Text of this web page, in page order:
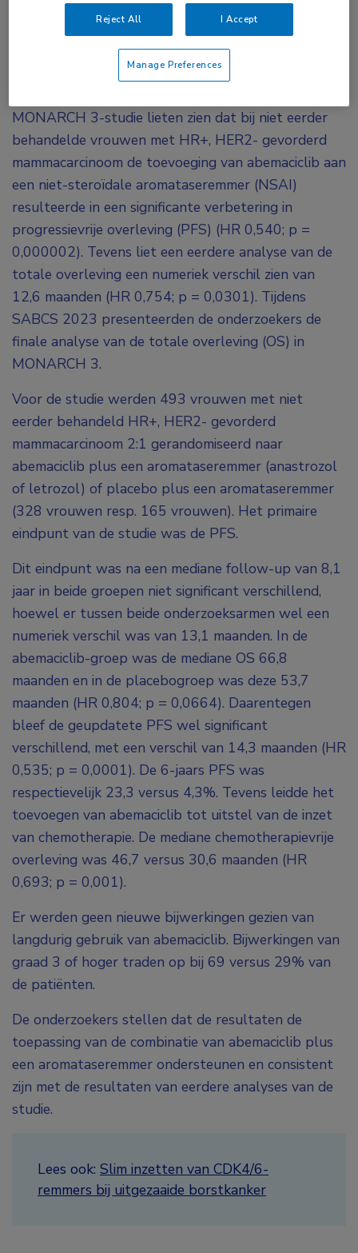
aromataseremmer leidt tot een numeriek langere
totale overleving, maar niet tot een significant
betere overleving.
MONARCH 3-studie lieten zien dat bij niet eerder
behandelde vrouwen met HR+, HER2- gevorderd
mammacarcinoom de toevoeging van abemaciclib aan
een niet-steroïdale aromataseremmer (NSAI)
resulteerde in een significante verbetering in
progressievrije overleving (PFS) (HR 0,540; p =
0,000002). Tevens liet een eerdere analyse van de
totale overleving een numeriek verschil zien van
12,6 maanden (HR 0,754; p = 0,0301). Tijdens
SABCS 2023 presenteerden de onderzoekers de
finale analyse van de totale overleving (OS) in
MONARCH 3.
Voor de studie werden 493 vrouwen met niet
eerder behandeld HR+, HER2- gevorderd
mammacarcinoom 2:1 gerandomiseerd naar
abemaciclib plus een aromataseremmer (anastrozol
of letrozol) of placebo plus een aromataseremmer
(328 vrouwen resp. 165 vrouwen). Het primaire
eindpunt van de studie was de PFS.
Dit eindpunt was na een mediane follow-up van 8,1
jaar in beide groepen niet significant verschillend,
hoewel er tussen beide onderzoeksarmen wel een
numeriek verschil was van 13,1 maanden. In de
abemaciclib-groep was de mediane OS 66,8
maanden en in de placebogroep was deze 53,7
maanden (HR 0,804; p = 0,0664). Daarentegen
bleef de geupdatete PFS wel significant
verschillend, met een verschil van 14,3 maanden (HR
0,535; p = 0,0001). De 6-jaars PFS was
respectievelijk 23,3 versus 4,3%. Tevens leidde het
toevoegen van abemaciclib tot uitstel van de inzet
van chemotherapie. De mediane chemotherapievrije
overleving was 46,7 versus 30,6 maanden (HR
0,693; p = 0,001).
Er werden geen nieuwe bijwerkingen gezien van
langdurig gebruik van abemaciclib. Bijwerkingen van
graad 3 of hoger traden op bij 69 versus 29% van
de patiënten.
De onderzoekers stellen dat de resultaten de
toepassing van de combinatie van abemaciclib plus
een aromataseremmer ondersteunen en consistent
zijn met de resultaten van eerdere analyses van de
studie.
Lees ook: Slim inzetten van CDK4/6-
remmers bij uitgezaaide borstkanker
Reject All I Accept
Manage Preferences